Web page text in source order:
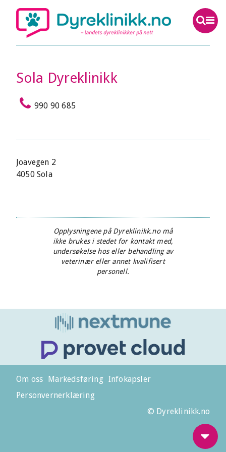
Sola Dyreklinikk
990 90 685
Joavegen 2
4050 Sola
Opplysningene på Dyreklinikk.no må
ikke brukes i stedet for kontakt med,
undersøkelse hos eller behandling av
veterinær eller annet kvalifisert
personell.
Om oss Markedsføring Infokapsler
Personvernerklæring
© Dyreklinikk.no